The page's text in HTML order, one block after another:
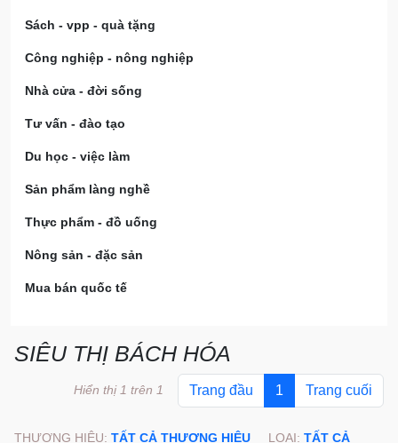
Sách - vpp - quà tặng
Công nghiệp - nông nghiệp
Nhà cửa - đời sống
Tư vấn - đào tạo
Du học - việc làm
Sản phẩm làng nghề
Thực phẩm - đồ uống
Nông sản - đặc sản
Mua bán quốc tế
SIÊU THỊ BÁCH HÓA
Trang đầu 1 Trang cuối
Hiển thị 1 trên 1
THƯƠNG HIỆU: TẤT CẢ THƯƠNG HIỆU LOẠI: TẤT CẢ